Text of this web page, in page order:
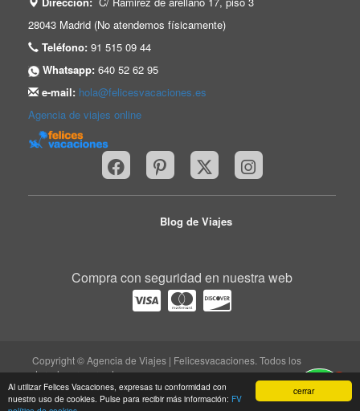
cerrar
Al utilizar Felices Vacaciones, expresas tu conformidad con
nuestro uso de cookies. Pulse para recibir más información: FV
28043 Madrid (No atendemos físicamente)
Teléfono: 91 515 09 44
Whatsapp: 640 52 62 95
e-mail: hola@felicesvacaciones.es
Agencia de viajes online
Blog de Viajes
Compra con seguridad en nuestra web
Copyright © Agencia de Viajes | Felicesvacaciones. Todos los
derechos reservados.
trabaja con nosotros|quiénes somos| Aviso legal
|
protección de datos|contacto
1